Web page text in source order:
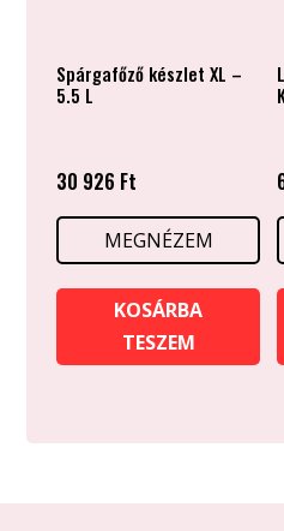
Spárgafőző készlet XL –
5.5 L
30 926 Ft
MEGNÉZEM
KOSÁRBA
TESZEM